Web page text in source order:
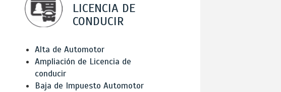
LICENCIA DE
CONDUCIR
Alta de Automotor
Ampliación de Licencia de
conducir
Baja de Impuesto Automotor